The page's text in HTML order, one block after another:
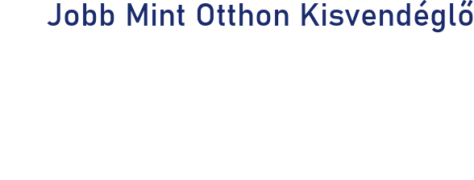
Jobb Mint Otthon Kisvendéglő